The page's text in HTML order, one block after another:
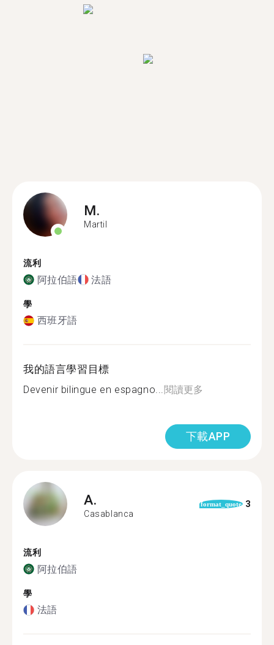
M.
Martil
流利
阿拉伯語 法語
學
西班牙語
我的語言學習目標
Devenir bilingue en espagno...閱讀更多
下載APP
A.
Casablanca
format_quote 3
流利
阿拉伯語
學
法語